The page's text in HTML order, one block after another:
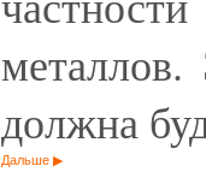
должна
Дальше